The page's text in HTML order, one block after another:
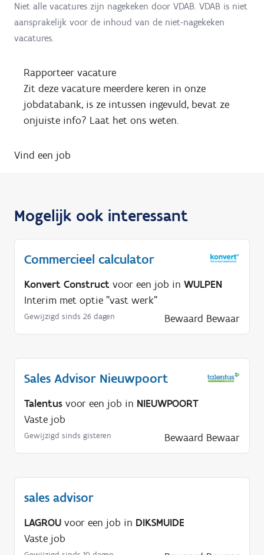
Niet alle vacatures zijn nagekeken door VDAB. VDAB is niet
aansprakelijk voor de inhoud van de niet-nagekeken
vacatures.
Rapporteer vacature
Zit deze vacature meerdere keren in onze
jobdatabank, is ze intussen ingevuld, bevat ze
onjuiste info? Laat het ons weten.
Vind een job
Mogelijk ook interessant
Commercieel calculator
Konvert Construct voor een job in WULPEN
Interim met optie "vast werk"
Gewijzigd sinds 26 dagen Bewaard Bewaar
Sales Advisor Nieuwpoort
Talentus voor een job in NIEUWPOORT
Vaste job
Gewijzigd sinds gisteren Bewaard Bewaar
sales advisor
LAGROU voor een job in DIKSMUIDE
Vaste job